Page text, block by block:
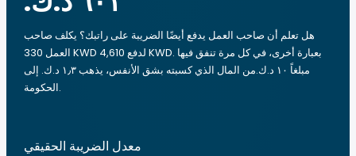
هل تعلم أن صاحب العمل يدفع أيضًا الضريبة على راتبك؟ يكلف صاحب
العمل 330 KWD لدفع 4,610 KWD. بعبارة أخرى، في كل مرة تنفق فيها
مبلغاً ‏١٠ د.ك.‏من المال الذي كسبته بشق الأنفس، يذهب ‏١٫٣ د.ك.‏ إلى
الحكومة.
معدل الضريبة الحقيقي